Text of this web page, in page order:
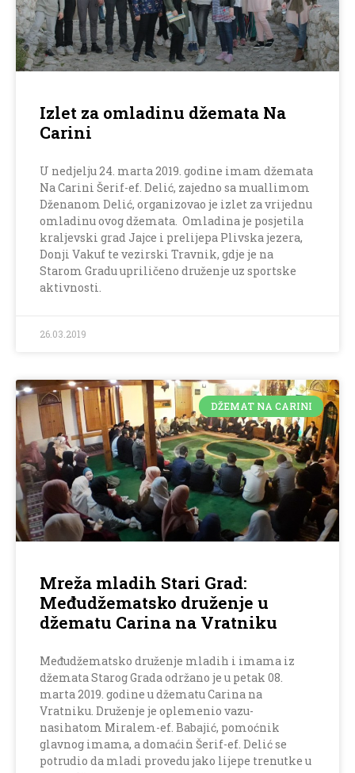
Izlet za omladinu džemata Na
Carini
U nedjelju 24. marta 2019. godine imam džemata
Na Carini Šerif-ef. Delić, zajedno sa muallimom
Dženanom Delić, organizovao je izlet za vrijednu
omladinu ovog džemata. Omladina je posjetila
kraljevski grad Jajce i prelijepa Plivska jezera,
Donji Vakuf te vezirski Travnik, gdje je na
Starom Gradu upriličeno druženje uz sportske
aktivnosti.
26.03.2019
DŽEMAT NA CARINI
Mreža mladih Stari Grad:
Međudžematsko druženje u
džematu Carina na Vratniku
Međudžematsko druženje mladih i imama iz
džemata Starog Grada održano je u petak 08.
marta 2019. godine u džematu Carina na
Vratniku. Druženje je oplemenio vazu-
nasihatom Miralem-ef. Babajić, pomoćnik
glavnog imama, a domaćin Šerif-ef. Delić se
potrudio da mladi provedu jako lijepe trenutke u